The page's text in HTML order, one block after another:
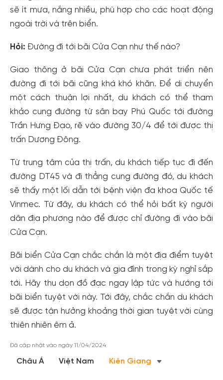
sẽ ít mưa, nắng nhiều, phù hợp cho các hoạt động
ngoài trời và trên biển.
Hỏi: Đường đi tới bãi Cửa Cạn như thế nào?
Giao thông ở bãi Cửa Cạn chưa phát triển nên
đường đi tới bãi cũng khá khó khăn. Để di chuyển
một cách thuận lợi nhất, du khách có thể tham
khảo cung đường từ sân bay Phú Quốc tới đường
Trần Hưng Đạo, rẽ vào đường 30/4 để tới được thị
trấn Dương Đông.
Từ trung tâm của thị trấn, du khách tiếp tục đi đến
đường DT45 và đi thẳng cung đường đó, du khách
sẽ thấy một lối dẫn tới bệnh viện đa khoa Quốc tế
Vinmec. Từ đây, du khách có thể hỏi bất kỳ người
dân địa phương nào để được chỉ đường đi vào bãi
Cửa Cạn.
Bãi biển Cửa Cạn chắc chắn là một địa điểm tuyệt
vời dành cho du khách và gia đình trong kỳ nghỉ sắp
tới. Hãy thu dọn đồ đạc ngay lập tức và hướng tới
bãi biển tuyệt vời này. Tới đây, chắc chắn du khách
sẽ được tận hưởng khoảng thời gian tuyệt vời cùng
thiên nhiên êm ả.
Đã cập nhật vào ngày 11/04/2024
Châu Á Việt Nam Kiên Giang